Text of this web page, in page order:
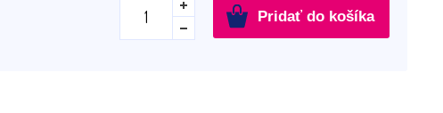
Diktáty
Pridať do košíka